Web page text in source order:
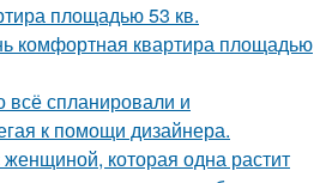
площадью 53 кв.
комфортная квартира площадью
всё спланировали и
к помощи дизайнера.
которая одна растит